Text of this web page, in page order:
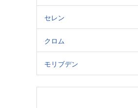
セレン
クロム
モリブデン